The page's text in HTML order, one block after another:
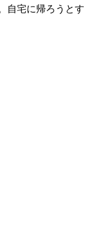
自宅に帰ろうとす